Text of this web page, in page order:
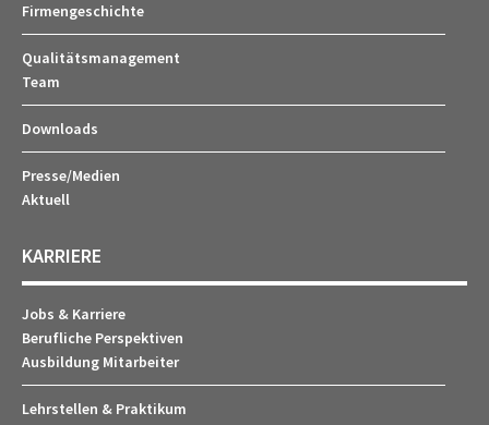
Firmengeschichte
Qualitätsmanagement
Team
Downloads
Presse/Medien
Aktuell
KARRIERE
Jobs & Karriere
Berufliche Perspektiven
Ausbildung Mitarbeiter
Lehrstellen & Praktikum